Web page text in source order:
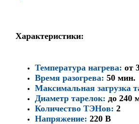
Характеристики:
Температура нагрева: от
Время разогрева: 50 мин.
Максимальная загрузка
Диаметр тарелок: до 240
Количество ТЭНов: 2
Напряжение: 220 В